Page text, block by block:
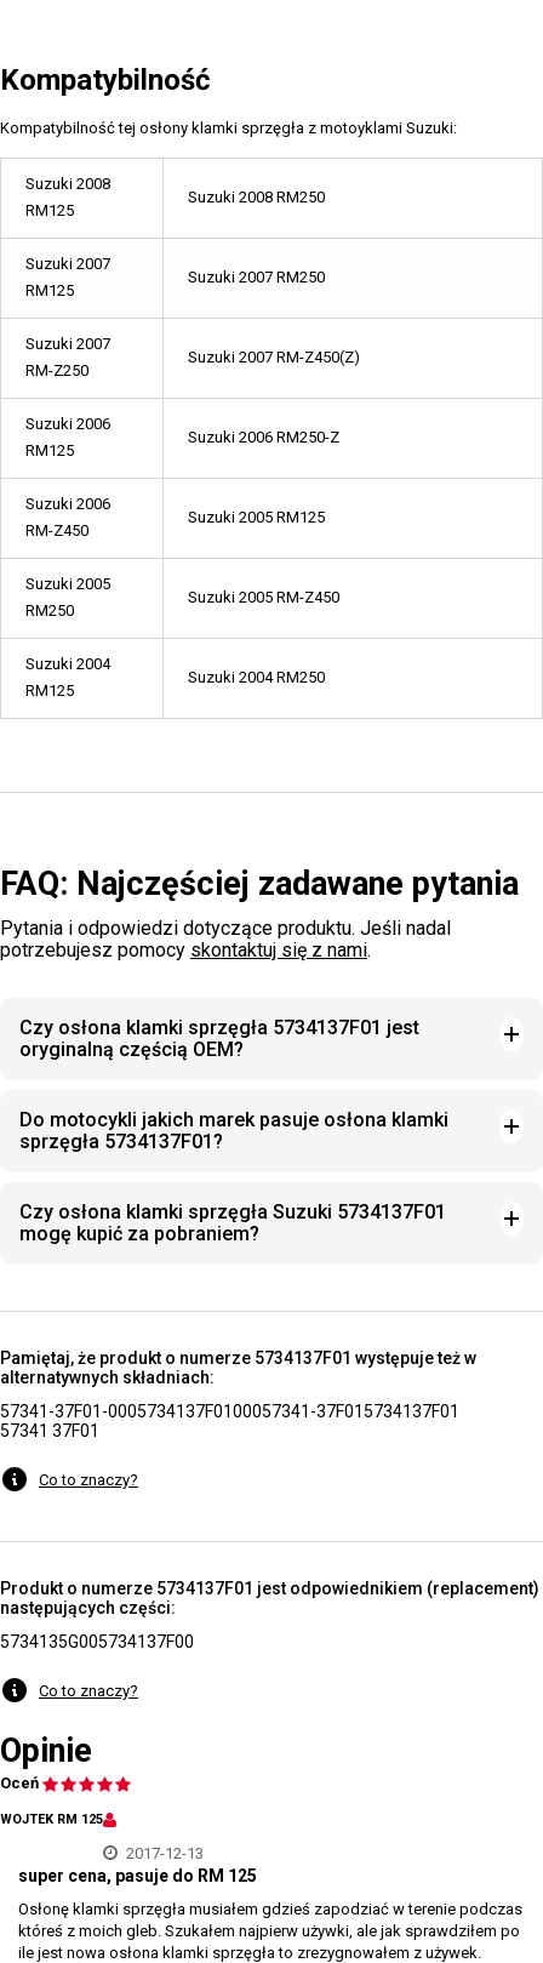
Kompatybilność
Kompatybilność tej osłony klamki sprzęgła z motoyklami Suzuki:
Suzuki 2008
RM125
Suzuki 2008 RM250
Suzuki 2007
RM125
Suzuki 2007 RM250
Suzuki 2007
RM-Z250
Suzuki 2007 RM-Z450(Z)
Suzuki 2006
RM125
Suzuki 2006 RM250-Z
Suzuki 2006
RM-Z450
Suzuki 2005 RM125
Suzuki 2005
RM250
Suzuki 2005 RM-Z450
Suzuki 2004
RM125
Suzuki 2004 RM250
FAQ: Najczęściej zadawane pytania
Pytania i odpowiedzi dotyczące produktu. Jeśli nadal
potrzebujesz pomocy skontaktuj się z nami.
Czy osłona klamki sprzęgła 5734137F01 jest
oryginalną częścią OEM?
Do motocykli jakich marek pasuje osłona klamki
sprzęgła 5734137F01?
Czy osłona klamki sprzęgła Suzuki 5734137F01
mogę kupić za pobraniem?
Pamiętaj, że produkt o numerze 5734137F01 występuje też w
alternatywnych składniach:
57341-37F01-0005734137F0100057341-37F015734137F01
57341 37F01
Co to znaczy?
Produkt o numerze 5734137F01 jest odpowiednikiem (replacement)
następujących części:
5734135G005734137F00
Co to znaczy?
Opinie
Oceń
WOJTEK RM 125
2017-12-13
super cena, pasuje do RM 125
Osłonę klamki sprzęgła musiałem gdzieś zapodziać w terenie podczas
któreś z moich gleb. Szukałem najpierw używki, ale jak sprawdziłem po
ile jest nowa osłona klamki sprzęgła to zrezygnowałem z używek.